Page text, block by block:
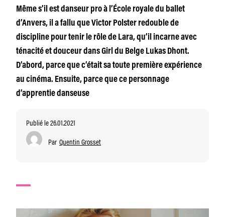
Même s’il est danseur pro à l’École royale du ballet
d’Anvers, il a fallu que Victor Polster redouble de
discipline pour tenir le rôle de Lara, qu’il incarne avec
ténacité et douceur dans Girl du Belge Lukas Dhont.
D’abord, parce que c’était sa toute première expérience
au cinéma. Ensuite, parce que ce personnage
d’apprentie danseuse
Publié le 26.01.2021
Par Quentin Grosset